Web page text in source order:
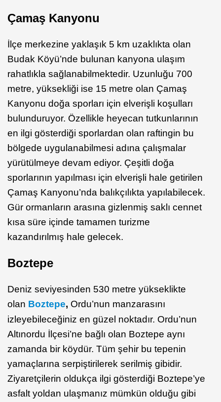
Çamaş Kanyonu
İlçe merkezine yaklaşık 5 km uzaklıkta olan
Budak Köyü’nde bulunan kanyona ulaşım
rahatlıkla sağlanabilmektedir. Uzunluğu 700
metre, yüksekliği ise 15 metre olan Çamaş
Kanyonu doğa sporları için elverişli koşulları
bulunduruyor. Özellikle heyecan tutkunlarının
en ilgi gösterdiği sporlardan olan raftingin bu
bölgede uygulanabilmesi adına çalışmalar
yürütülmeye devam ediyor. Çeşitli doğa
sporlarının yapılması için elverişli hale getirilen
Çamaş Kanyonu’nda balıkçılıkta yapılabilecek.
Gür ormanların arasına gizlenmiş saklı cennet
kısa süre içinde tamamen turizme
kazandırılmış hale gelecek.
Boztepe
Deniz seviyesinden 530 metre yükseklikte
olan Boztepe, Ordu’nun manzarasını
izleyebileceğiniz en güzel noktadır. Ordu’nun
Altınordu İlçesi’ne bağlı olan Boztepe aynı
zamanda bir köydür. Tüm şehir bu tepenin
yamaçlarına serpiştirilerek serilmiş gibidir.
Ziyaretçilerin oldukça ilgi gösterdiği Boztepe’ye
asfalt yoldan ulaşmanız mümkün olduğu gibi